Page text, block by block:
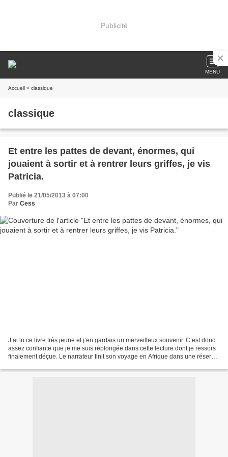
Publicité
MENU
Accueil » classique
classique
Et entre les pattes de devant, énormes, qui
jouaient à sortir et à rentrer leurs griffes, je vis
Patricia.
Publié le 21/05/2013 à 07:00
Par Cess
J’ai lu ce livre très jeune et j’en gardais un merveilleux souvenir. C’est donc
assez confiante que je me suis replongée dans cette lecture dont je ressors
finalement déçue. Le narrateur finit son voyage en Afrique dans une réserve